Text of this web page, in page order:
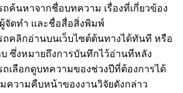
ถค้นหาจากชื่อบทความ เรื่องที่เกี่ยวข้อง
จัดทำ และชื่อสื่อสิ่งพิมพ์
ถคลิกอ่านบนเว็บไซต์ต้นทางได้ทันที หรือ
บ ซึ่งหมายถึงการบันทึกไว้อ่านทีหลัง
ถเลือกดูบทความของช่วงปีที่ต้องการได้
ความคืบหน้าของงานวิจัยดังกล่าว